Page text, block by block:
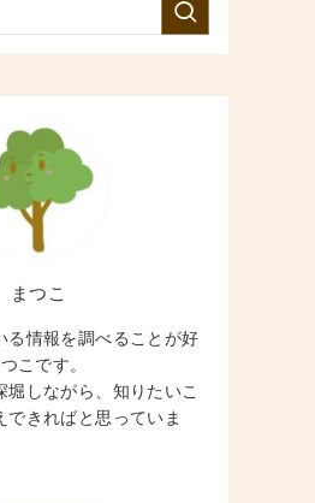
まつこ
る情報を調べることが好
こです。
堀しながら、知りたいこ
できればと思っていま